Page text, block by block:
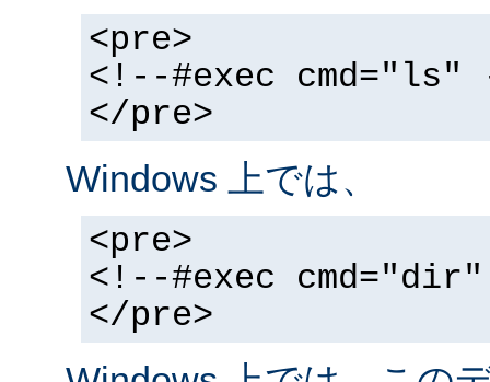
<pre>
<!--#exec cmd="ls"
</pre>
Windows 上では、
<pre>
<!--#exec
</pre>